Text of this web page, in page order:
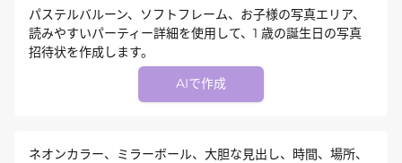
パステルバルーン、ソフトフレーム、お子様の写真エリア、
読みやすいパーティー詳細を使用して、1 歳の誕生日の写真
招待状を作成します。
AIで作成
ネオンカラー、ミラーボール、大胆な見出し、時間、場所、